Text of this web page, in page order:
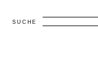
SUCHE